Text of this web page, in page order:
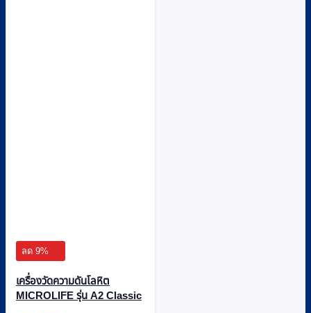
ลด 9%
เครื่องวัดความดันโลหิต
MICROLIFE รุ่น A2 Classic